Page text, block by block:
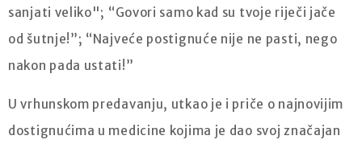
sanjati veliko"; “Govori samo kad su tvoje riječi jače
od šutnje!”; “Najveće postignuće nije ne pasti, nego
nakon pada ustati!”
U vrhunskom predavanju, utkao je i priče o najnovijim
dostignućima u medicine kojima je dao svoj značajan